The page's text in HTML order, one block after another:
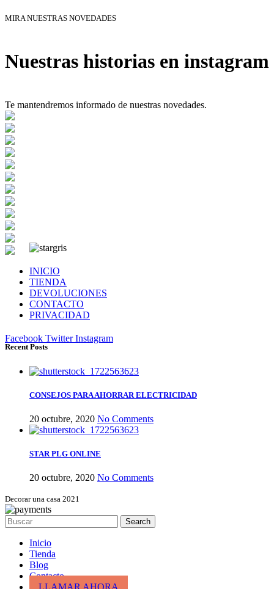
MIRA NUESTRAS NOVEDADES
Nuestras historias en instagram
Te mantendremos informado de nuestras novedades.
INICIO
TIENDA
DEVOLUCIONES
CONTACTO
PRIVACIDAD
Facebook Twitter Instagram
Recent Posts
CONSEJOS PARA AHORRAR ELECTRICIDAD
20 octubre, 2020 No Comments
STAR PLG ONLINE
20 octubre, 2020 No Comments
Decorar una casa 2021
Search
Inicio
Tienda
Blog
Contacto